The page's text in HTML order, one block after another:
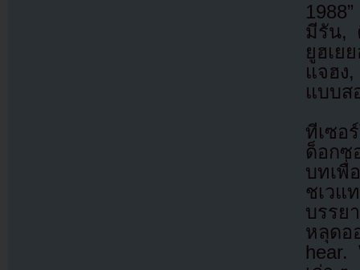
มีรัน,
ยูฮเย
แจฮง
แบบส
ทีเซอ
ด็อกซ
บทเพื่
ชเว
บรรย
หลุดอ
hear.